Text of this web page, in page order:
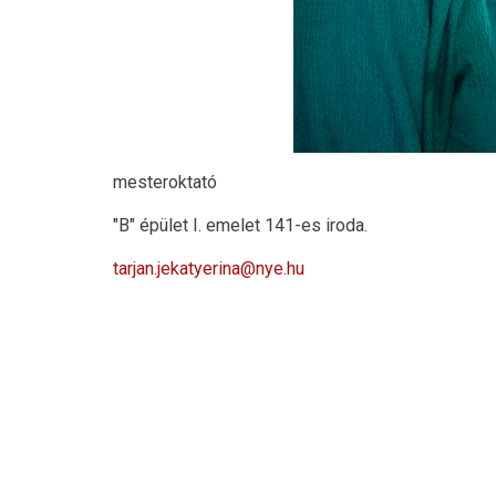
mesteroktató
"B" épület I. emelet 141-es iroda.
tarjan.jekatyerina@nye.hu